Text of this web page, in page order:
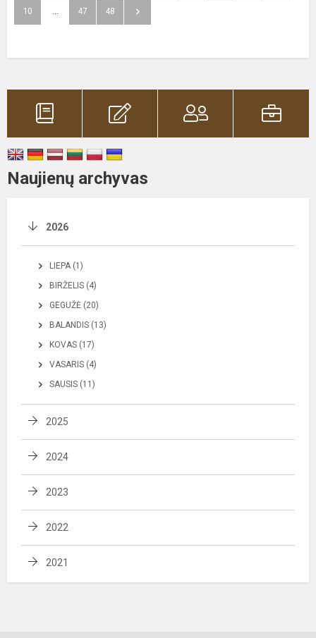
10 ... 47 48
Naujienų archyvas
2026
LIEPA (1)
BIRŽELIS (4)
GEGUŽĖ (20)
BALANDIS (13)
KOVAS (17)
VASARIS (4)
SAUSIS (11)
2025
2024
2023
2022
2021